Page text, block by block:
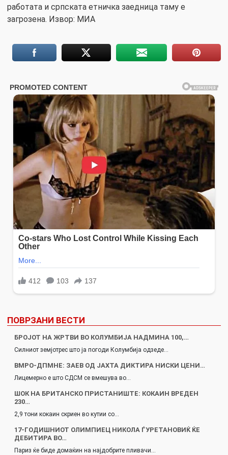
работата и српската етничка заедница таму е
загрозена. Извор: МИА
ПОВРЗАНИ ВЕСТИ
БРОЈОТ НА ЖРТВИ ВО КОЛУМБИЈА НАДМИНА 100,…
Силниот земјотрес што ја погоди Колумбија одзеде…
ВМРО-ДПМНЕ: ЗАЕВ ОД ЈАХТА ДИКТИРА НИСКИ ЦЕНИ…
Лицемерно е што СДСМ се вмешува во…
ШОК НА БРИТАНСКО ПРИСТАНИШТЕ: КОКАИН ВРЕДЕН
230…
2,9 тони кокаин скриен во кутии со…
17-ГОДИШНИОТ ОЛИМПИЕЦ НИКОЛА ЃУРЕТАНОВИЌ ЌЕ
ДЕБИТИРА ВО…
Париз ќе биде домаќин на најдобрите пливачи…